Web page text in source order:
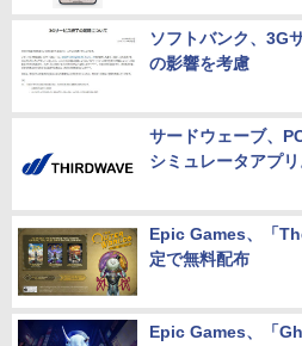
ソフトバンク、3G
の影響を考慮
サードウェーブ、
シミュレータアプ
Epic Games、「
定で無料配布
Epic Games、「